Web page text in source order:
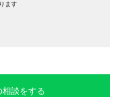
ます
談をする